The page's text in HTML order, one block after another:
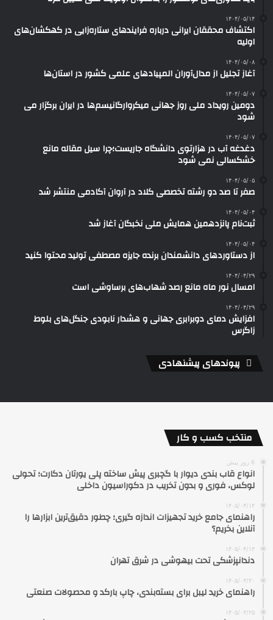
۱۴۰۴/۰۵/۱۴
اکتشاف محققان ایرانی درباره فرایندهای ستاره‌زایی در کهکشان‌های
اولیه
۱۴۰۴/۰۵/۰۸
آغاز تجلیل از مدال‌آوران المپیادهای علمی کشور در استان‌ها
۱۴۰۴/۰۵/۰۷
دومین رویداد ملی روز جهانی میکروارگانیسم‌ها در ایران برگزار می
شود
۱۴۰۴/۰۵/۰۷
دغدغه آب در هزارتوی دانشگاه جاریست؛چرا سیل مقاله مانع
خشکسالی نمی شود
۱۴۰۴/۰۵/۰۵
صفر تا صد دو رشته‌ تخصصی کلاد در آروان آکادمی منتشر شد
۱۴۰۴/۰۵/۰۴
ثبت‌نام پانزدهمین همایش ملی نخبگان آغاز شد
۱۴۰۴/۰۵/۰۴
از دستاوردهای دانشمندان برنده جایزه مصطفی تولید محتوا کنید
۱۴۰۴/۰۴/۲۹
امسال نور ماه مانع رصد شهاب‌های برساوشی است
۱۴۰۴/۰۴/۲۹
افزایش دمای دوبرابری جهانی و هشدار نابودی جنگل‌های بلوط
زاگرس
پیوندهای پیشنهادی
منتخب کسب و کار
6 روز پیش
انواع قاب بندی دیوار با گچبری پیش ساخته پلی یورتان دکارت؛ تحولی
لوکس، فوری و بدون تخریب در دکوراسیون داخلی
۱۴۰۵/۰۴/۱۴
راهنمای جامع خرید تجهیزات اندازه گیری؛ چطور دقیق‌ترین ابزارها را
آنلاین بخریم؟
۱۴۰۵/۰۴/۱۳
دندانپزشکی تحت بیهوشی در شرق تهران
۱۴۰۵/۰۳/۳۰
راهنمای خرید لیبل برای بسته‌بندی، چاپ بارکد و محصولات صنعتی
۱۴۰۵/۰۳/۲۵